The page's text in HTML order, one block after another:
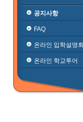
공지사항
FAQ
온라인 입학설명회
온라인 학교투어